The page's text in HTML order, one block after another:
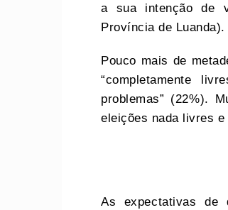
a sua intenção de
Província de Luanda).
Pouco mais de
“completamente
problemas” (22%).
eleições nada livres
As expectativas de